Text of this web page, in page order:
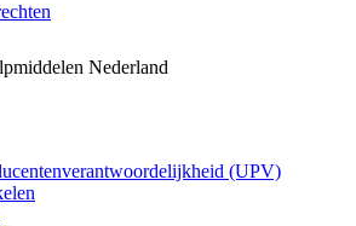
Nederland
(UPV)